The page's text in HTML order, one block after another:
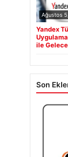
Ağustos
Yandex
ile
Son